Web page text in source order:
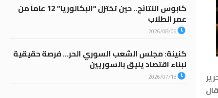
كابوس النتائج.. حين تختزل “البكالوريا” 12 عاماً من
عمر الطلاب
2026/08/06
كنينة: مجلس الشعب السوري الحر… فرصة حقيقية
لبناء اقتصاد يليق بالسوريين
2026/07/13